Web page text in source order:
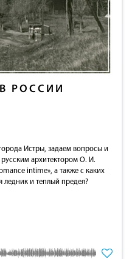
РОССИИ
Истры, задаем вопросы и
русским архитектором О. И.
intime», а также с каких
ледник и теплый предел?